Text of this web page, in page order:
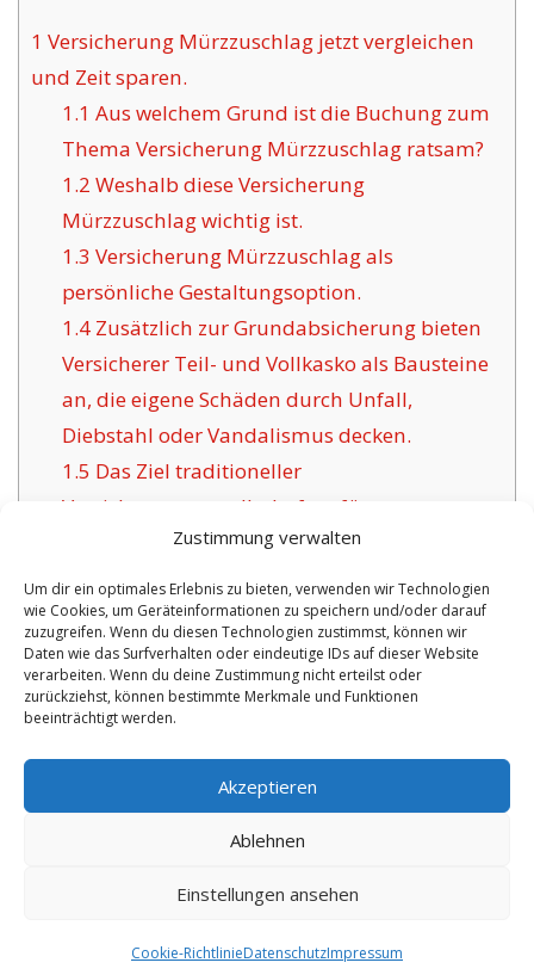
Zustimmung verwalten
Um dir ein optimales Erlebnis zu bieten, verwenden wir Technologien
wie Cookies, um Geräteinformationen zu speichern und/oder darauf
zuzugreifen. Wenn du diesen Technologien zustimmst, können wir
Daten wie das Surfverhalten oder eindeutige IDs auf dieser Website
verarbeiten. Wenn du deine Zustimmung nicht erteilst oder
zurückziehst, können bestimmte Merkmale und Funktionen
beeinträchtigt werden.
Akzeptieren
Ablehnen
Einstellungen ansehen
Cookie-RichtlinieDatenschutzImpressum
1 Versicherung Mürzzuschlag jetzt vergleichen
und Zeit sparen.
1.1 Aus welchem Grund ist die Buchung zum
Thema Versicherung Mürzzuschlag ratsam?
1.2 Weshalb diese Versicherung
Mürzzuschlag wichtig ist.
1.3 Versicherung Mürzzuschlag als
persönliche Gestaltungsoption.
1.4Zusätzlich zur Grundabsicherung bieten
Versicherer Teil- und Vollkasko als Bausteine
an, die eigene Schäden durch Unfall,
Diebstahl oder Vandalismus decken.
1.5 Das Ziel traditioneller
Versicherungsgesellschaften für
Mürzzuschlag:
1.6
Die Vorzüge dieser angebotenen
Versicherung in Mürzzuschlag:
1.6.1Aktuelle Wahlmöglichkeiten und
Betreuung:
No tags for this post.
Copyright 2026 by digi-versicherung.de - Versicherung in der Nähe |
8.8.2026